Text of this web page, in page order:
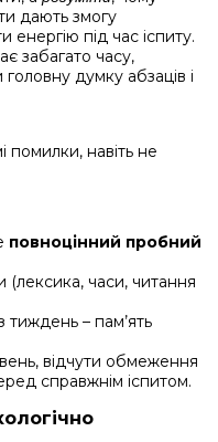
дають змогу
енергію під час іспиту.
забагато часу,
думку абзаців і
помилки, навіть не
повноцінний пробний
(лексика, часи, читання
– пам’ять
відчути обмеження
справжнім іспитом.